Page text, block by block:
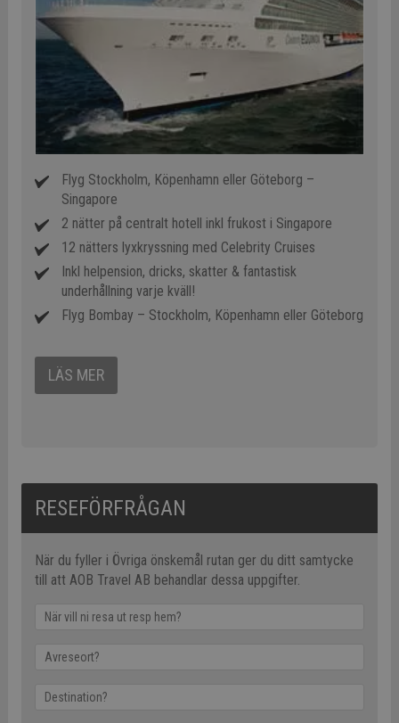
Flyg Stockholm, Köpenhamn eller Göteborg –
Singapore
2 nätter på centralt hotell inkl frukost i Singapore
12 nätters lyxkryssning med Celebrity Cruises
Inkl helpension, dricks, skatter & fantastisk
underhållning varje kväll!
Flyg Bombay – Stockholm, Köpenhamn eller Göteborg
LÄS MER
RESEFÖRFRÅGAN
När du fyller i Övriga önskemål rutan ger du ditt samtycke
till att AOB Travel AB behandlar dessa uppgifter.